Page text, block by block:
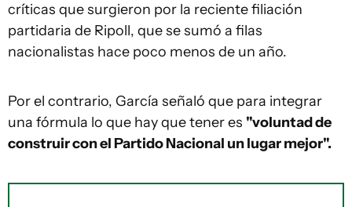
críticas que surgieron por la reciente filiación
partidaria de Ripoll, que se sumó a filas
nacionalistas hace poco menos de un año.
Por el contrario, García señaló que para integrar
una fórmula lo que hay que tener es "voluntad de
construir con el Partido Nacional un lugar mejor".